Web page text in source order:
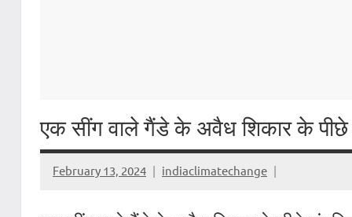
एक सींग वाले गैंडे के अवैध शिकार के पीछे
February 13, 2024 indiaclimatechange